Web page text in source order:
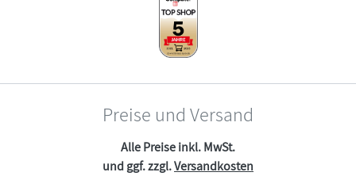
Preise und Versand
Alle Preise inkl. MwSt.
und ggf. zzgl.Versandkosten